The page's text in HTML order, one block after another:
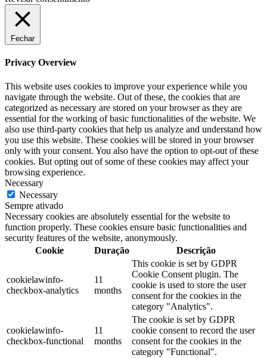
Fechar
Privacy Overview
This website uses cookies to improve your experience while you
navigate through the website. Out of these, the cookies that are
categorized as necessary are stored on your browser as they are
essential for the working of basic functionalities of the website. We
also use third-party cookies that help us analyze and understand how
you use this website. These cookies will be stored in your browser
only with your consent. You also have the option to opt-out of these
cookies. But opting out of some of these cookies may affect your
browsing experience.
Necessary
Necessary
Sempre ativado
Necessary cookies are absolutely essential for the website to
function properly. These cookies ensure basic functionalities and
security features of the website, anonymously.
Cookie
Duração Descrição
cookielawinfo-
checkbox-analytics
11
months
This cookie is set by GDPR
Cookie Consent plugin. The
cookie is used to store the user
consent for the cookies in the
category "Analytics".
cookielawinfo-
checkbox-functional
11
months
The cookie is set by GDPR
cookie consent to record the user
consent for the cookies in the
category "Functional".